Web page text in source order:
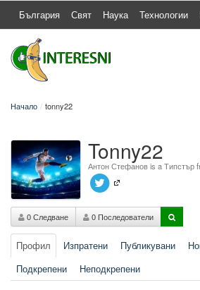
България Свят Наука Технологии
Начало tonny22
Tonny22
Антон Стефанов is a Типстър
0 Следване 0 Последователи
Профил Изпратени Публикувани
Подкрепени
Неподкрепени